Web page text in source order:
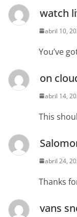
watch
abril 10,
You’ve
on
abril 14,
This
abril 24,
Thanks
vans